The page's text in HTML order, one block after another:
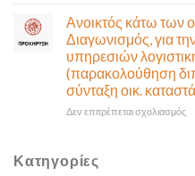
&
με
για
Ανοικτός κάτω των
Διαγωνισμός, για
υπηρεσιών
(παρακολούθηση
σύνταξη οικ.
Δεν επιτρέπεται σχολιασμόςστο
Κατηγορίες